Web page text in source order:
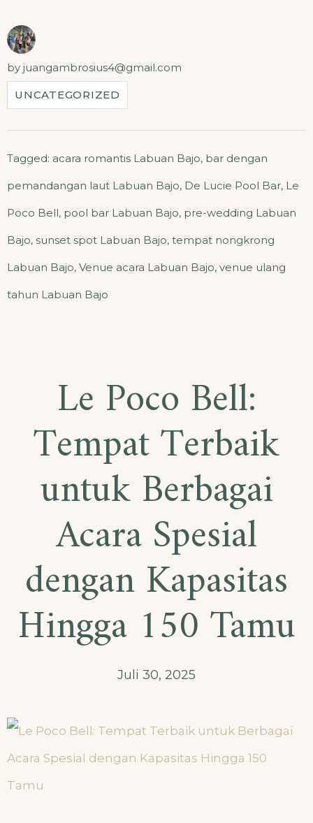
by juangambrosius4@gmail.com
UNCATEGORIZED
Tagged: acara romantis Labuan Bajo, bar dengan
pemandangan laut Labuan Bajo, De Lucie Pool Bar, Le
Poco Bell, pool bar Labuan Bajo, pre-wedding Labuan
Bajo, sunset spot Labuan Bajo, tempat nongkrong
Labuan Bajo, Venue acara Labuan Bajo, venue ulang
tahun Labuan Bajo
Le Poco Bell:
Tempat Terbaik
untuk Berbagai
Acara Spesial
dengan Kapasitas
Hingga 150 Tamu
Juli 30, 2025